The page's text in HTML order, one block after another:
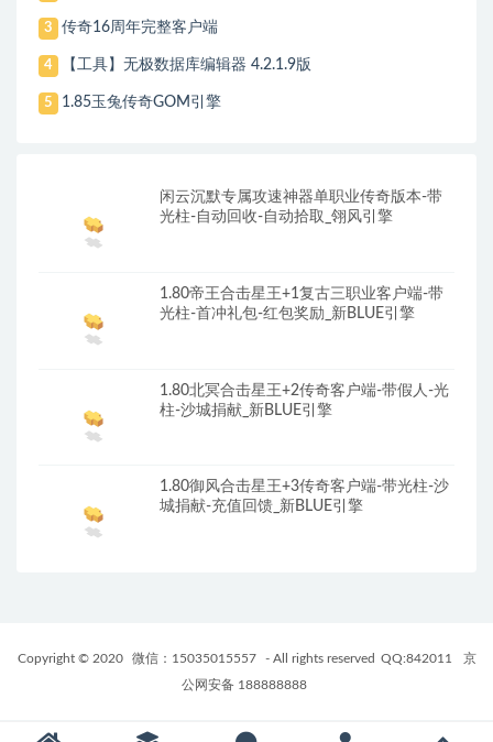
3 传奇16周年完整客户端
4 【工具】无极数据库编辑器 4.2.1.9版
5 1.85玉兔传奇GOM引擎
闲云沉默专属攻速神器单职业传奇版本-带
光柱-自动回收-自动拾取_翎风引擎
1.80帝王合击星王+1复古三职业客户端-带
光柱-首冲礼包-红包奖励_新BLUE引擎
1.80北冥合击星王+2传奇客户端-带假人-光
柱-沙城捐献_新BLUE引擎
1.80御风合击星王+3传奇客户端-带光柱-沙
城捐献-充值回馈_新BLUE引擎
Copyright © 2020 微信：15035015557 - All rights reserved QQ:842011
京
公网安备 188888888